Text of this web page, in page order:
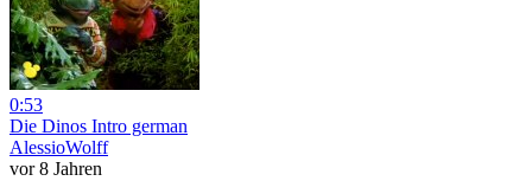
0:53
Die Dinos Intro german
AlessioWolff
vor 8 Jahren